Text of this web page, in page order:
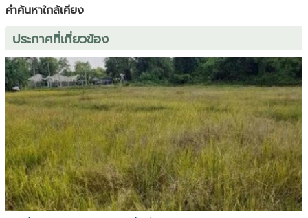
E-mailecestatecorner99@gmail.com
ฟรีค่าโฆษณายินดีจัดหาสินเชื่อให้ฟรี
EstateCornerAgency.com
คำค้นหาใกล้เคียง
ประกาศที่เกี่ยวข้อง